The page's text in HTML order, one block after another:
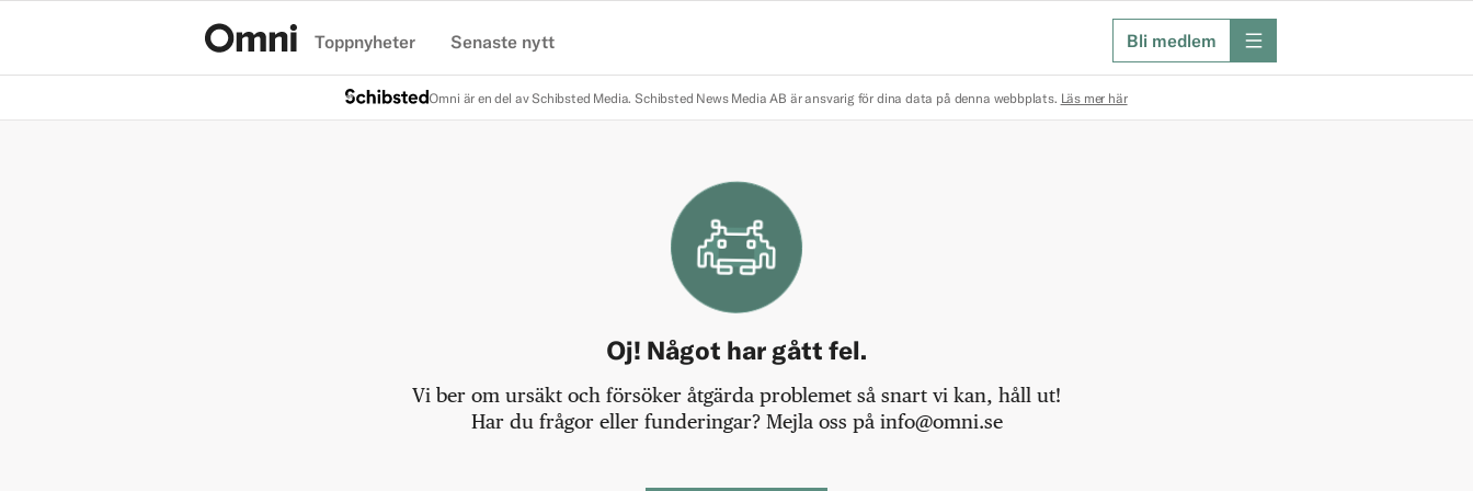
Toppnyheter Senaste nytt Bli medlem meny
Omni är en del av Schibsted Media. Schibsted News Media AB är ansvarig för dina data på denna webbplats. Läs mer här
Oj! Något har gått fel.
Vi ber om ursäkt och försöker åtgärda problemet så snart vi kan, håll ut!
Har du frågor eller funderingar? Mejla oss på info@omni.se